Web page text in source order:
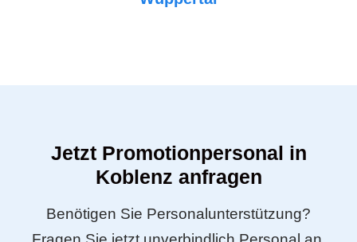
Jetzt Promotionpersonal in
Koblenz anfragen
Benötigen Sie Personalunterstützung?